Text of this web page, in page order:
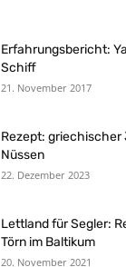
Erfahrungsbericht:
Schiff
21. November 2017
Rezept: griechischer
Nüssen
22. Dezember 2023
Lettland für Segler:
Törn im Baltikum
20. November 2021